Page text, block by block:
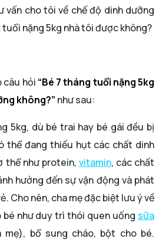
vấn cho tôi về chế độ dinh dưỡng
nặng 5kg nhà tôi được không?
câu hỏi “Bé 7 tháng tuổi nặng 5kg
không?” như sau:
5kg, dù bé trai hay bé gái đều bị
thể đang thiếu hụt các chất dinh
thể như protein, vitamin, các chất
hưởng đến sự vận động và phát
Cho nên, cha mẹ đặc biệt lưu ý về
bé như duy trì thói quen uống sữa
bổ sung cháo, bột cho bé.